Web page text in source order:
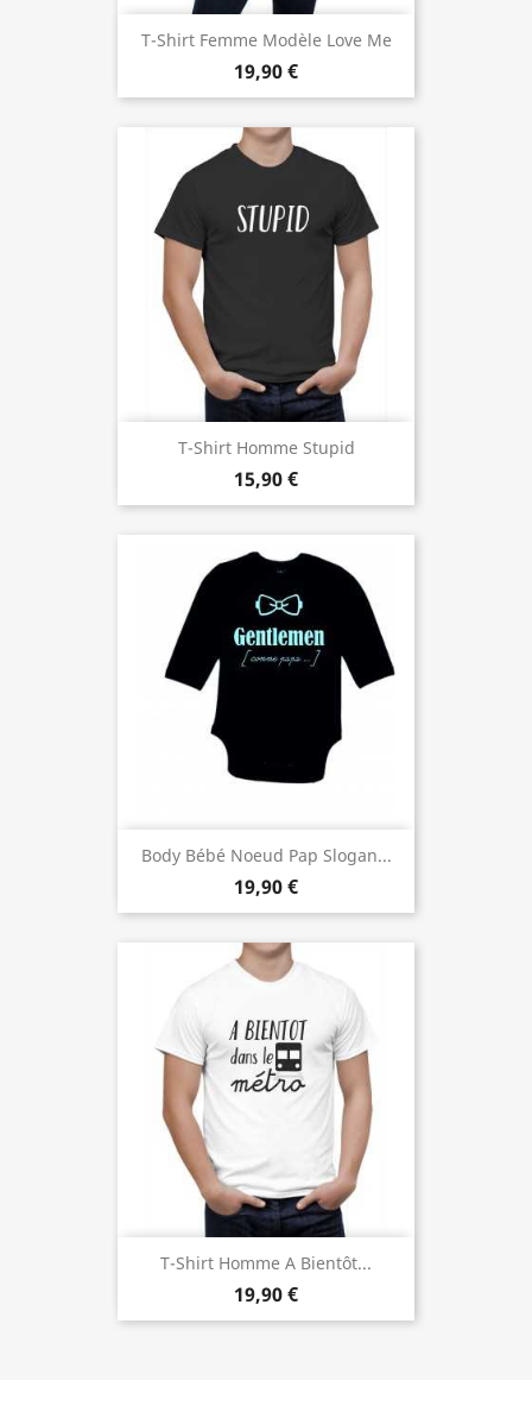
T-Shirt Femme Modèle Love Me
19,90 €
T-Shirt Homme Stupid
15,90 €
Body Bébé Noeud Pap Slogan...
19,90 €
T-Shirt Homme A Bientôt...
19,90 €